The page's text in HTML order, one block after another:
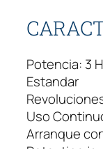
Potencia: 3
Estandar
Uso
Arranque